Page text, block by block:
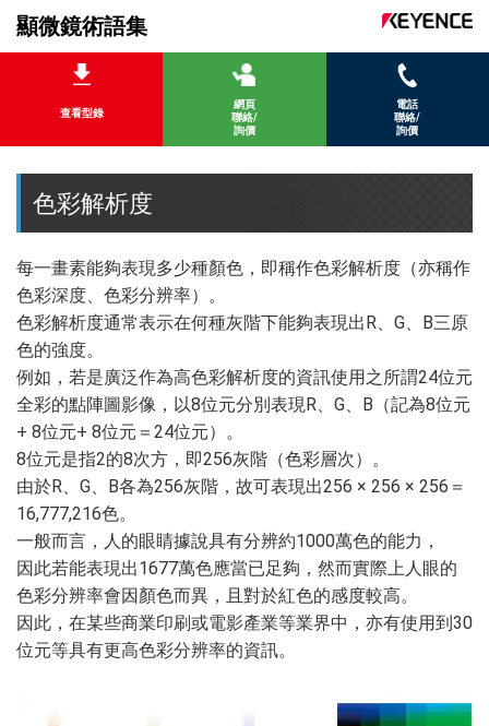
顯微鏡術語集
查看型錄
網頁
聯絡/
詢價
電話
聯絡/
詢價
色彩解析度
每一畫素能夠表現多少種顏色，即稱作色彩解析度（亦稱作
色彩深度、色彩分辨率）。
色彩解析度通常表示在何種灰階下能夠表現出R、G、B三原
色的強度。
例如，若是廣泛作為高色彩解析度的資訊使用之所謂24位元
全彩的點陣圖影像，以8位元分別表現R、G、B（記為8位元
+ 8位元+ 8位元＝24位元）。
8位元是指2的8次方，即256灰階（色彩層次）。
由於R、G、B各為256灰階，故可表現出256 × 256 × 256＝
16,777,216色。
一般而言，人的眼睛據說具有分辨約1000萬色的能力，
因此若能表現出1677萬色應當已足夠，然而實際上人眼的
色彩分辨率會因顏色而異，且對於紅色的感度較高。
因此，在某些商業印刷或電影產業等業界中，亦有使用到30
位元等具有更高色彩分辨率的資訊。